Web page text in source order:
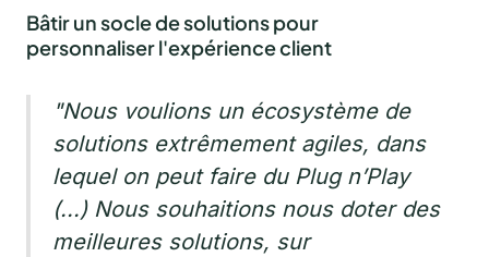
Bâtir un socle de solutions pour
personnaliser l'expérience client
"Nous voulions un écosystème de
solutions extrêmement agiles, dans
lequel on peut faire du Plug n’Play
(...) Nous souhaitions nous doter des
meilleures solutions, sur